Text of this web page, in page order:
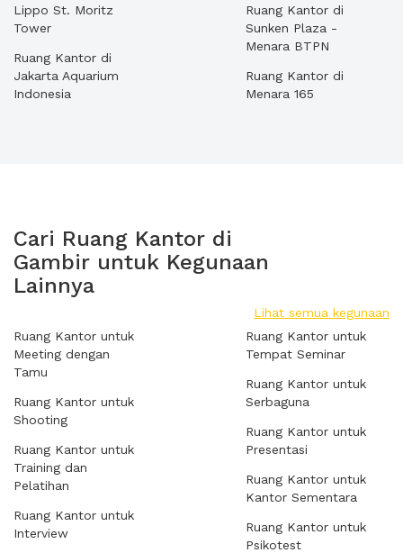
Lippo St. Moritz
Tower
Ruang Kantor di
Jakarta Aquarium
Indonesia
Ruang Kantor di
Sunken Plaza -
Menara BTPN
Ruang Kantor di
Menara 165
Cari Ruang Kantor di
Gambir untuk Kegunaan
Lainnya
Lihat semua kegunaan
Ruang Kantor untuk
Meeting dengan
Tamu
Ruang Kantor untuk
Shooting
Ruang Kantor untuk
Training dan
Pelatihan
Ruang Kantor untuk
Interview
Ruang Kantor untuk
Tempat Seminar
Ruang Kantor untuk
Serbaguna
Ruang Kantor untuk
Presentasi
Ruang Kantor untuk
Kantor Sementara
Ruang Kantor untuk
Psikotest